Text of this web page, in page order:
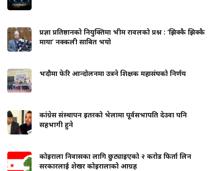
प्रज्ञा प्रतिष्ठानको नियुक्तिमा भीम रावलको प्रश्न : ‘झिक्कै झिक्कै
माया’ नक्कली साबित भयो
भदौमा फेरि आन्दोलनमा उत्रने शिक्षक महासंघको निर्णय
कांग्रेस संस्थापन इतरको भेलामा पूर्वसभापति देउवा पनि
सहभागी हुने
कोइराला निवासका लागि छुट्याइएको २ करोड फिर्ता लिन
सरकारलाई शेखर कोइरालाको आग्रह